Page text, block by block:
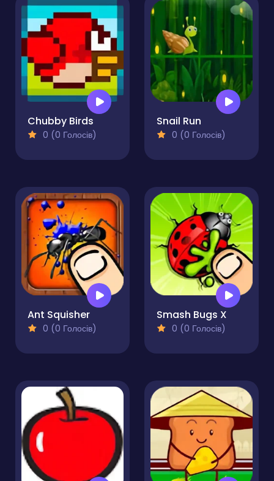
Chubby Birds
0 (0 Голосів)
Snail Run
0 (0 Голосів)
Ant Squisher
0 (0 Голосів)
Smash Bugs X
0 (0 Голосів)